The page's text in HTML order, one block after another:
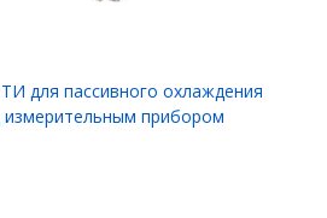
для пассивного охлаждения
прибором